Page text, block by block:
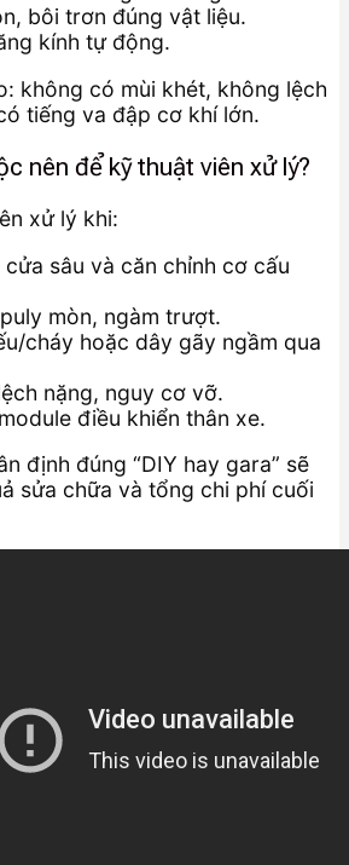
bôi trơn đúng vật liệu.
kính tự động.
không có mùi khét, không lệch
tiếng va đập cơ khí lớn.
nên để kỹ thuật viên xử lý?
xử lý khi:
sâu và căn chỉnh cơ cấu
mòn, ngàm trượt.
cháy hoặc dây gãy ngầm qua
nặng, nguy cơ vỡ.
điều khiển thân xe.
định đúng “DIY hay gara” sẽ
sửa chữa và tổng chi phí cuối